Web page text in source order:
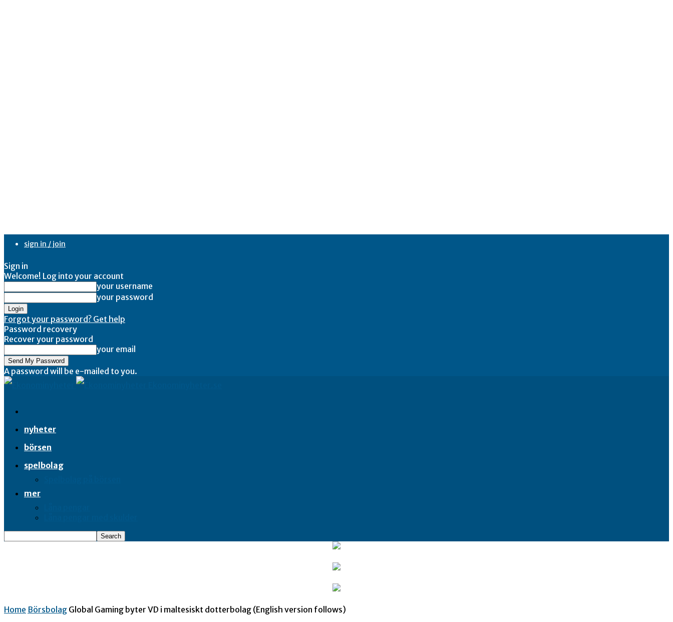
sign in / join
Sign in
Welcome! Log into your account
your username
your password
Forgot your password? Get help
Password recovery
Recover your password
your email
A password will be e-mailed to you.
nyheter
börsen
spelbolag
mer
Home Börsbolag Global Gaming byter VD i maltesiskt dotterbolag (English version follows)